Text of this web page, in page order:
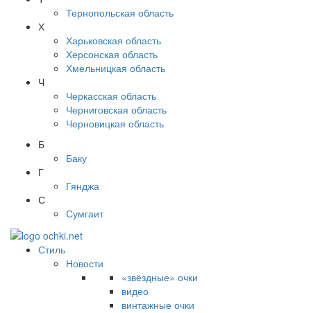
Тернопольская область
Х
Харьковская область
Херсонская область
Хмельницкая область
Ч
Черкасская область
Черниговская область
Черновицкая область
Б
Баку
Г
Гянджа
С
Сумгаит
Стиль
Новости
«звёздные» очки
видео
винтажные очки